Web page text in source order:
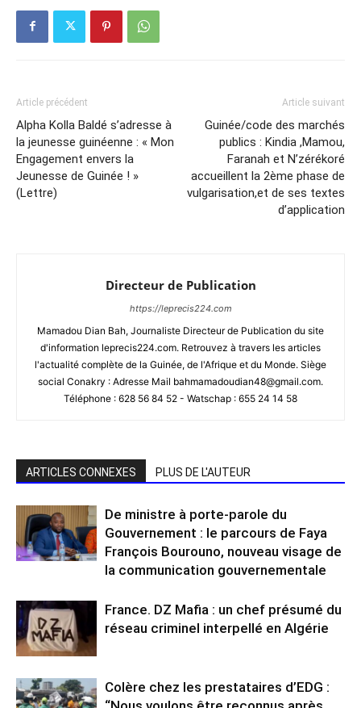
Article précédent
Alpha Kolla Baldé s’adresse à
la jeunesse guinéenne : « Mon
Engagement envers la
Jeunesse de Guinée ! »
(Lettre)
Article suivant
Guinée/code des marchés
publics : Kindia ,Mamou,
Faranah et N’zérékoré
accueillent la 2ème phase de
vulgarisation,et de ses textes
d’application
Directeur de Publication
https://leprecis224.com
Mamadou Dian Bah, Journaliste Directeur de Publication du site
d'information leprecis224.com. Retrouvez à travers les articles
l'actualité complète de la Guinée, de l'Afrique et du Monde. Siège
social Conakry : Adresse Mail bahmamadoudian48@gmail.com.
Téléphone : 628 56 84 52 - Watschap : 655 24 14 58
ARTICLES CONNEXES PLUS DE L'AUTEUR
De ministre à porte-parole du
Gouvernement : le parcours de Faya
François Bourouno, nouveau visage de
la communication gouvernementale
France. DZ Mafia : un chef présumé du
réseau criminel interpellé en Algérie
Colère chez les prestataires d’EDG :